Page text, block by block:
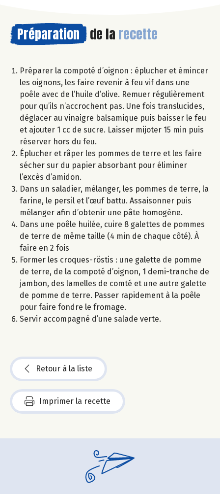
Préparation de la recette
Préparer la compoté d’oignon : éplucher et émincer
les oignons, les faire revenir à feu vif dans une
poêle avec de l’huile d’olive. Remuer régulièrement
pour qu’ils n’accrochent pas. Une fois translucides,
déglacer au vinaigre balsamique puis baisser le feu
et ajouter 1 cc de sucre. Laisser mijoter 15 min puis
réserver hors du feu.
Éplucher et râper les pommes de terre et les faire
sécher sur du papier absorbant pour éliminer
l’excès d’amidon.
Dans un saladier, mélanger, les pommes de terre, la
farine, le persil et l’œuf battu. Assaisonner puis
mélanger afin d’obtenir une pâte homogène.
Dans une poêle huilée, cuire 8 galettes de pommes
de terre de même taille (4 min de chaque côté). À
faire en 2 fois
Former les croques-röstis : une galette de pomme
de terre, de la compoté d’oignon, 1 demi-tranche de
jambon, des lamelles de comté et une autre galette
de pomme de terre. Passer rapidement à la poêle
pour faire fondre le fromage.
Servir accompagné d’une salade verte.
Retour à la liste
Imprimer la recette